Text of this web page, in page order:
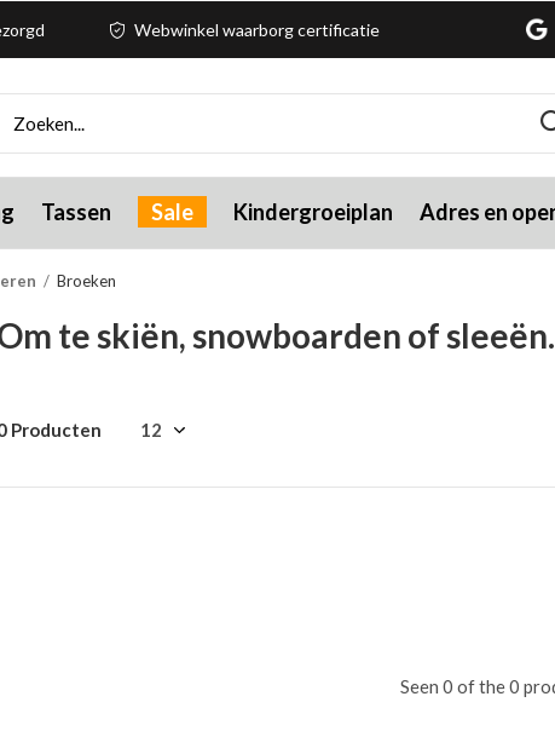
Tassen Sale Kindergroeiplan Adres en
Webwinkel waarborg certificatie
Broeken
te skiën, snowboarden of
Producten
Seen 0 of the 0